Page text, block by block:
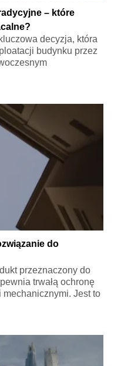
– które
decyzja, która
budynku przez
do
przeznaczony do
trwałą ochronę
Jest to